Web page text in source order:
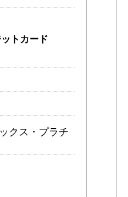
トカード
クス・プラチ